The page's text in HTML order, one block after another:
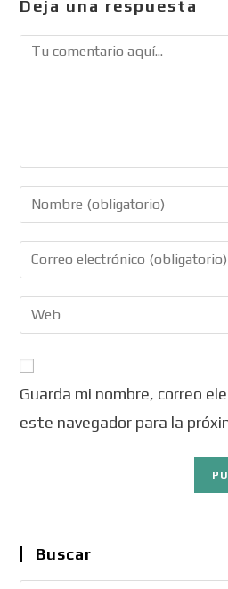
Deja una respuesta
Guarda mi nombre, correo
este navegador para la
Buscar